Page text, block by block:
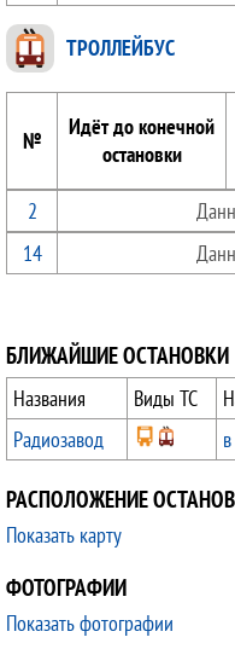
ТРОЛЛЕЙБУС
№
Идёт до конечной
остановки
2
14
БЛИЖАЙШИЕ ОСТАНОВКИ
Названия Виды ТС
Радиозавод
РАСПОЛОЖЕНИЕ
Показать карту
ФОТОГРАФИИ
Показать фотографии